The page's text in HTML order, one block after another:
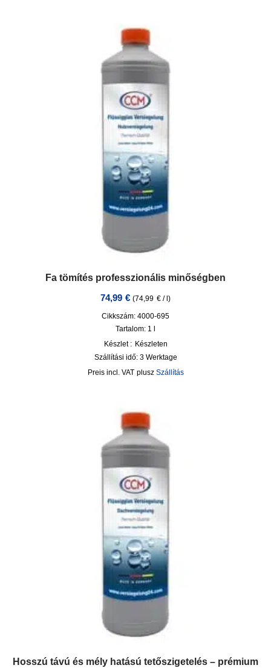
Fa tömítés professzionális minőségben
74,99 € (74,99 € / )
Cikkszám: 4000-695
Tartalom: 1 l
Készlet : Készleten
Szállítási idő: 3 Werktage
incl. VAT plusz Szállítás
Hosszú távú és mély hatású tetőszigetelés – prémium